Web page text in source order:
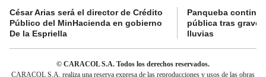
César Arias será el director de Crédito
Público del MinHacienda en gobierno
De la Espriella
Panqueba
pública tras
lluvias
© CARACOL S.A. Todos los derechos reservados.
CARACOL S.A. realiza una reserva expresa de las reproducciones y usos de las obras